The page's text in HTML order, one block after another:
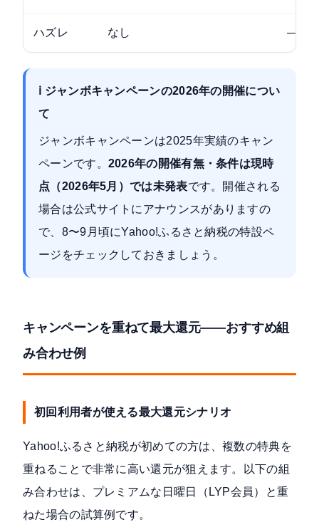
ハズレ なし —
ℹ️ ジャンボキャンペーンの2026年の開催につい
て
ジャンボキャンペーンは2025年実績のキャン
ペーンです。 2026年の開催有無・条件は現時
点（2026年5月）では未発表です。開催される
場合は公式サイトにアナウンスがありますの
で、8〜9月頃にYahoo!ふるさと納税の特設ペ
ージをチェックしておきましょう。
キャンペーンを重ねて最大還元——おすすめ組
み合わせ例
初回利用者が使える最大還元シナリオ
Yahoo!ふるさと納税が初めての方は、複数の特典を
重ねることで非常に高い還元が狙えます。以下の組
み合わせは、プレミアムな日曜日（LYP会員）と重
ねた場合の試算例です。